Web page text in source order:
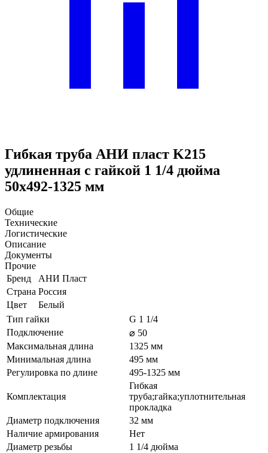
Гибкая труба АНИ пласт K215
удлиненная с гайкой 1 1/4 дюйма
50х492-1325 мм
Общие
Технические
Логистические
Описание
Документы
Прочие
Бренд
АНИ Пласт
Страна Россия
Цвет
Белый
Тип гайки
G 1 1/4
Подключение
⌀ 50
Максимальная длина
1325 мм
Минимальная длина
495 мм
Регулировка по длине
495-1325 мм
Комплектация
Гибкая
труба;гайка;уплотнительная
прокладка
Диаметр подключения
32 мм
Наличие армирования
Нет
Диаметр резьбы
1 1/4 дюйма